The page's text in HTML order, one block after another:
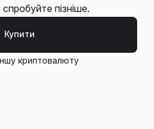
пізніше.
Купити
криптовалюту